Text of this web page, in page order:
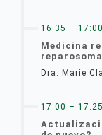
16:35 – 17:00
Medicina
reparosoma
Dra. Marie
17:00 – 17:25